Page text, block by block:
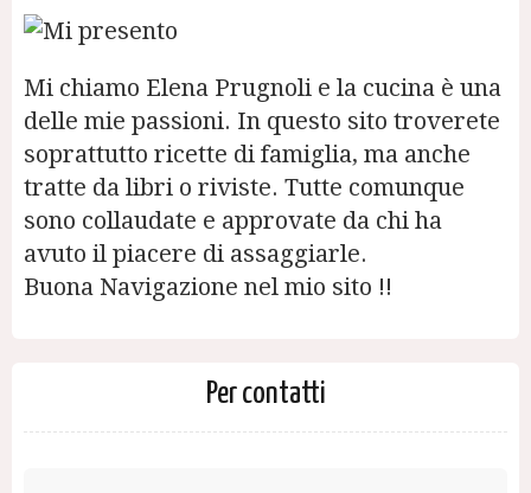
Mi chiamo Elena Prugnoli e la cucina è una
delle mie passioni. In questo sito troverete
soprattutto ricette di famiglia, ma anche
tratte da libri o riviste. Tutte comunque
sono collaudate e approvate da chi ha
avuto il piacere di assaggiarle.
Buona Navigazione nel mio sito !!
Per contatti